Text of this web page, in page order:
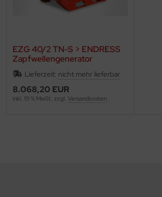
EZG 40/2 TN-S > ENDRESS
Zapfwellengenerator
Lieferzeit: nicht mehr lieferbar
8.068,20 EUR
inkl. 19 % MwSt. zzgl. Versandkosten